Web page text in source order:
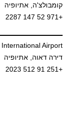
קומבולצ'ה, אתיופיה
+971 52 147 2287
Airport
דירה דאוה, אתיופיה
+251 91 512 2023